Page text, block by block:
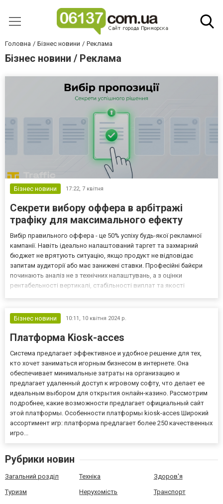
Головна Бізнес новини Реклама
Бізнес новини / Реклама
Бізнес новини 17:22, 7 квітня
Секрети вибору оффера в арбітражі
трафіку для максимального ефекту
Вибір правильного оффера - це 50% успіху будь-якої рекламної
кампанії. Навіть ідеально налаштований таргет та захмарний
бюджет не врятують ситуацію, якщо продукт не відповідає
запитам аудиторії або має занижені ставки. Професійні байєри
починають аналіз не з технічних налаштувань, а з оцінки
рентабельності вертикалі, стабільності виплат та якості
Бізнес новини
10:11, 10 квітня 2024 р.
Платформа Kiosk-acces
Система предлагает эффективное и удобное решение для тех,
кто хочет заниматься игорным бизнесом в интернете. Она
обеспечивает минимальные затраты на организацию и
предлагает удаленный доступ к игровому софту, что делает ее
идеальным выбором для открытия онлайн-казино. Рассмотрим
подробнее, какие возможности предлагает официальный сайт
этой платформы. Особенности платформы kiosk-acces Широкий
ассортимент игр: платформа предлагает более 250 качественных
игро...
Рубрики новин
Загальний розділ Техніка Здоров'я
Туризм Нерухомість Транспорт